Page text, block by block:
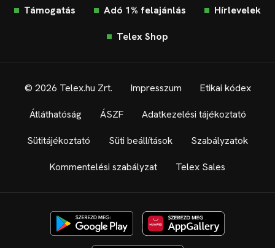
Támogatás Adó 1% felajánlás Hírlevelek
Telex Shop
© 2026 Telex.hu Zrt. Impresszum Etikai kódex
Átláthatóság ÁSZF Adatkezelési tájékoztató
Sütitájékoztató Süti beállítások Szabályzatok
Kommentelési szabályzat Telex Sales